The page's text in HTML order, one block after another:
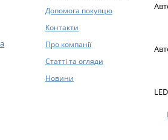
Допомога покупцю
Контакти
Про компанії
Статті та огляди
Новини